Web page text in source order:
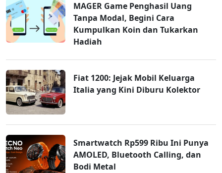
MAGER Game Penghasil Uang
Tanpa Modal, Begini Cara
Kumpulkan Koin dan Tukarkan
Hadiah
Fiat 1200: Jejak Mobil Keluarga
Italia yang Kini Diburu Kolektor
Smartwatch Rp599 Ribu Ini Punya
AMOLED, Bluetooth Calling, dan
Bodi Metal